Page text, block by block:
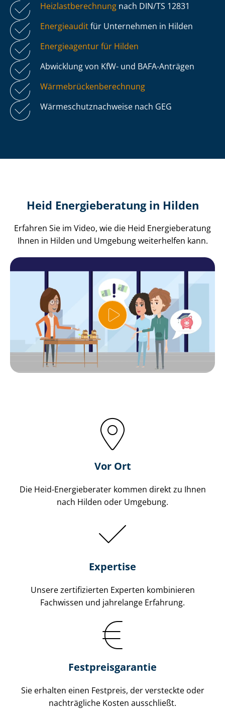
Heiz­last­be­rech­nung nach DIN/TS 12831
Energieauditfür Unternehmen in Hilden
Energieagentur für Hilden
Abwicklung von KfW- und BAFA-Anträgen
Wär­me­brü­cken­be­rech­nung
Wär­me­schutz­nach­wei­se nach GEG
Heid Energieberatung in Hilden
Erfahren Sie im Video, wie die Heid Energieberatung
Ihnen in Hilden und Umgebung weiterhelfen kann.
Vor Ort
Die Heid-Energieberater kommen direkt zu Ihnen
nach Hilden oder Umgebung.
Expertise
Unsere zertifizierten Experten kombinieren
Fachwissen und jahrelange Erfahrung.
Fest­preis­ga­ran­tie
Sie erhalten einen Festpreis, der versteckte oder
nachträgliche Kosten ausschließt.